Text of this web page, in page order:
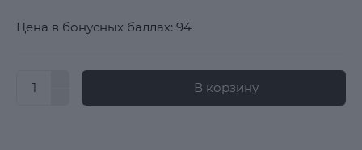
Цена в бонусных баллах: 94
В корзину